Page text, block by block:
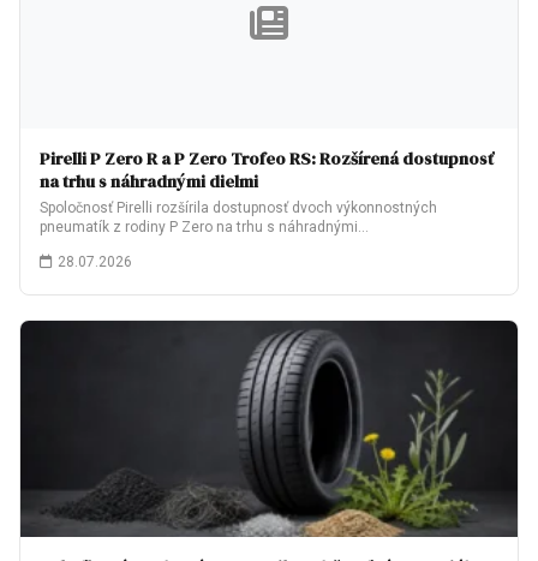
Pirelli P Zero R a P Zero Trofeo RS: Rozšírená dostupnosť
na trhu s náhradnými dielmi
Spoločnosť Pirelli rozšírila dostupnosť dvoch výkonnostných
pneumatík z rodiny P Zero na trhu s náhradnými…
28.07.2026